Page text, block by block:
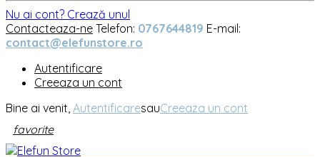
Nu ai cont? Crează unul
Contacteaza-ne Telefon: 0767644819 E-mail:
contact@elefunstore.ro
Autentificare
Creeaza un cont
Bine ai venit, AutentificaresauCreeaza un cont
favorite